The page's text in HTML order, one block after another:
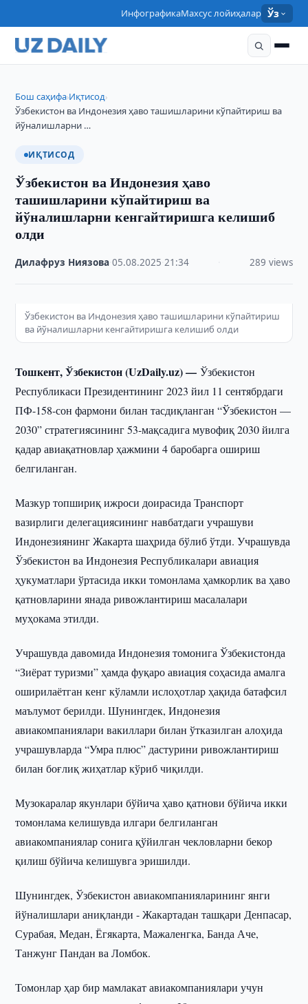
ИнфографикаМахсус лойиҳалар Ўз
Бош саҳифа›Иқтисод›
Ўзбекистон ва Индонезия ҳаво ташишларини кўпайтириш ва
йўналишларни …
ИҚТИСОД
Ўзбекистон ва Индонезия ҳаво
ташишларини кўпайтириш ва
йўналишларни кенгайтиришга келишиб
олди
Дилафруз Ниязова ·05.08.2025 ·21:34 289 views
Ўзбекистон ва Индонезия ҳаво ташишларини кўпайтириш
ва йўналишларни кенгайтиришга келишиб олди
Тошкент, Ўзбекистон (UzDaily.uz) —Ўзбекистон
Республикаси Президентининг 2023 йил 11 сентябрдаги
ПФ-158-сон фармони билан тасдиқланган “Ўзбекистон —
2030” стратегиясининг 53-мақсадига мувофиқ 2030 йилга
қадар авиақатновлар ҳажмини 4 баробарга ошириш
белгиланган.
Мазкур топшириқ ижроси доирасида Транспорт
вазирлиги делегациясининг навбатдаги учрашуви
Индонезиянинг Жакарта шаҳрида бўлиб ўтди. Учрашувда
Ўзбекистон ва Индонезия Республикалари авиация
ҳукуматлари ўртасида икки томонлама ҳамкорлик ва ҳаво
қатновларини янада ривожлантириш масалалари
муҳокама этилди.
Учрашувда давомида Индонезия томонига Ўзбекистонда
“Зиёрат туризми” ҳамда фуқаро авиация соҳасида амалга
оширилаётган кенг кўламли ислоҳотлар ҳақида батафсил
маълумот берилди. Шунингдек, Индонезия
авиакомпаниялари вакиллари билан ўтказилган алоҳида
учрашувларда “Умра плюс” дастурини ривожлантириш
билан боғлиқ жиҳатлар кўриб чиқилди.
Музокаралар якунлари бўйича ҳаво қатнови бўйича икки
томонлама келишувда илгари белгиланган
авиакомпаниялар сонига қўйилган чекловларни бекор
қилиш бўйича келишувга эришилди.
Шунингдек, Ўзбекистон авиакомпанияларининг янги
йўналишлари аниқланди - Жакартадан ташқари Денпасар,
Сурабая, Медан, Ёгякарта, Мажаленгка, Банда Аче,
Танжунг Пандан ва Ломбок.
Томонлар ҳар бир мамлакат авиакомпаниялари учун